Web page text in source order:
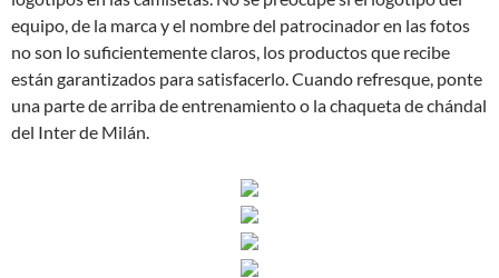
equipo, de la marca y el nombre del patrocinador en las fotos
no son lo suficientemente claros, los productos que recibe
están garantizados para satisfacerlo. Cuando refresque, ponte
una parte de arriba de entrenamiento o la chaqueta de chándal
del Inter de Milán.